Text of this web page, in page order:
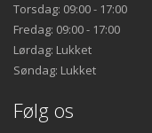
Torsdag: 09:00 - 17:00
Fredag: 09:00 - 17:00
Lørdag: Lukket
Søndag: Lukket
Følg os